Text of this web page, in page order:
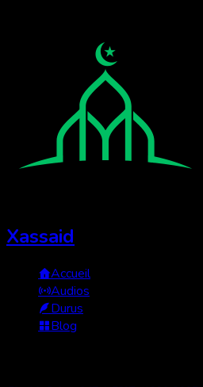
Xassaid
Accueil
Audios
Durus
Blog